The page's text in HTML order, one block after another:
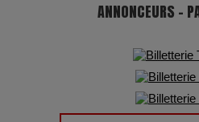
ANNONCEURS -